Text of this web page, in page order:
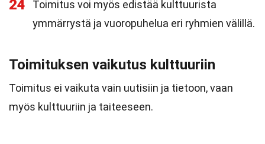
24
Toimitus voi myös edistää kulttuurista
ymmärrystä ja vuoropuhelua eri ryhmien välillä.
Toimituksen vaikutus kulttuuriin
Toimitus ei vaikuta vain uutisiin ja tietoon, vaan
myös kulttuuriin ja taiteeseen.